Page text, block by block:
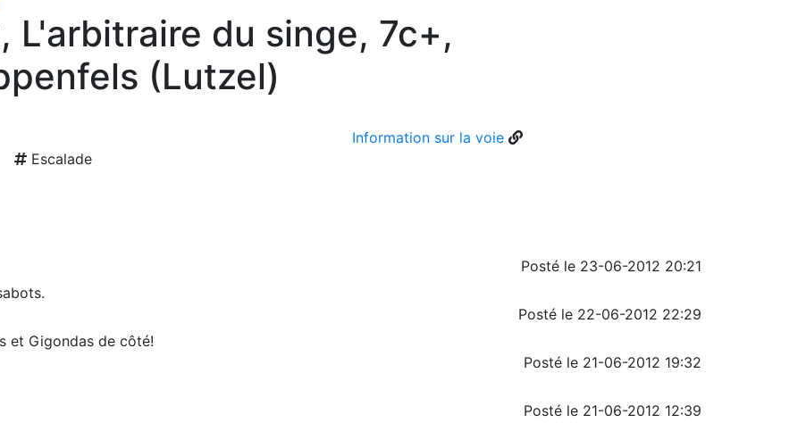
L'arbitraire du singe, 7c+,
(Lutzel)
Information sur la voie
Escalade
Posté le 23-06-2012 20:21
Posté le 22-06-2012 22:29
et Gigondas de côté!
Posté le 21-06-2012 19:32
Posté le 21-06-2012 12:39